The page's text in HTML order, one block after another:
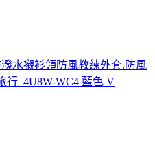
潑水襯衫領防風教練外套.防風
行_4U8W-WC4 藍色 V